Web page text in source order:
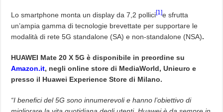
Lo smartphone monta un display da 7,2 pollici[1]e sfrutta
un’ampia gamma di tecnologie brevettate per supportare le
modalità di rete 5G standalone (SA) e non-standalone (NSA).
HUAWEI Mate 20 X 5G è disponibile in preordine su
Amazon.it, negli online store di MediaWorld, Unieuro e
presso il Huawei Experience Store di Milano.
“I benefici del 5G sono innumerevoli e hanno l’obiettivo di